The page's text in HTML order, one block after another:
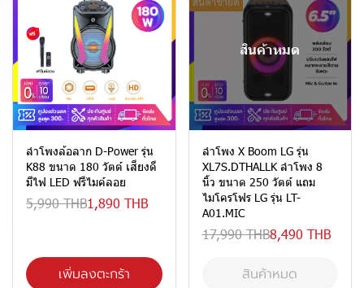
ลำโพงล้อลาก D-Power รุ่น
K88 ขนาด 180 วัตต์ เสียงดี
มีไฟ LED ฟรีไมค์ลอย
5,990 THB1,890 THB
เพิ่มลงตะกร้า
สินค้าหมด
ลำโพง X Boom LG รุ่น
XL7S.DTHALLK ลำโพง 8
นิ้ว ขนาด 250 วัตต์ แถม
ไมโครโฟร LG รุ่น LT-
A01.MIC
17,990 THB8,490 THB
สินค้าหมด